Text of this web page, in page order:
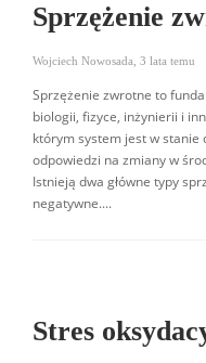
Sprzężenie
Wojciech Nowosada 3 lata temu
Sprzężenie zwrotne to
biologii, fizyce, inżynierii i
którym system jest w stanie
odpowiedzi na zmiany w
Istnieją dwa główne typy
negatywne....
Stres